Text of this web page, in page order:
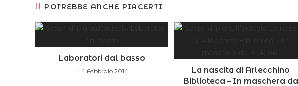
POTREBBE ANCHE PIACERTI
Laboratori dal basso
4 Febbraio 2014
La nascita di Arlecchino
Biblioteca – In maschera da